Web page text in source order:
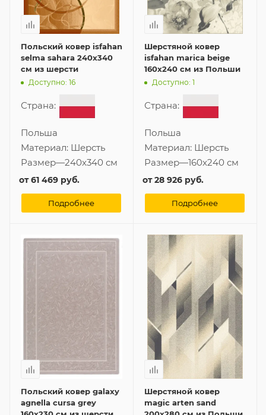
Польский ковер isfahan
selma sahara 240x340
см из шерсти
Доступно: 16
Страна:
Польша
Материал: Шерсть
Размер—240x340 см
от61 469 руб.
Подробнее
Шерстяной ковер
isfahan marica beige
160x240 см из Польши
Доступно: 1
Страна:
Польша
Материал: Шерсть
Размер—160x240 см
от28 926 руб.
Подробнее
Польский ковер galaxy
agnella cursa grey
Шерстяной ковер
magic arten sand